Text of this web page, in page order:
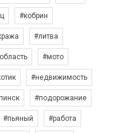
#кобрин
#литва
#мото
#недвижимость
#подорожание
#пьяный #работа